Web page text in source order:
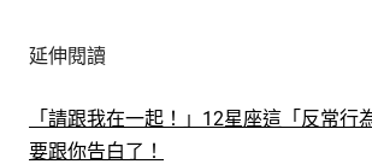
延伸閱讀
「請跟我在一起！」12星座這「反常行
要跟你告白了！